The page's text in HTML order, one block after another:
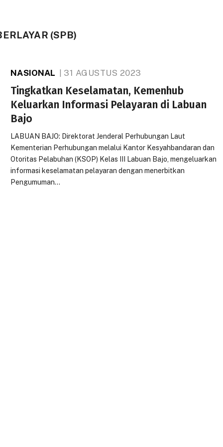
(SPB)
NASIONAL 31 AGUSTUS 2023
Tingkatkan Keselamatan, Kemenhub
Keluarkan Informasi Pelayaran di Labuan
Bajo
LABUAN BAJO: Direktorat Jenderal Perhubungan Laut
Kementerian Perhubungan melalui Kantor Kesyahbandaran dan
Otoritas Pelabuhan (KSOP) Kelas III Labuan Bajo, mengeluarkan
informasi keselamatan pelayaran dengan menerbitkan
Pengumuman…